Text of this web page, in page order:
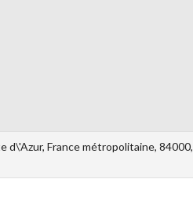
d\'Azur, France métropolitaine, 84000,